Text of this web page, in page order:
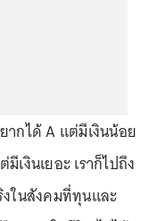
ากได้ A แต่มีเงินน้อย
เงินเยอะ เราก็ไปถึง
ในสังคมที่ทุนและ